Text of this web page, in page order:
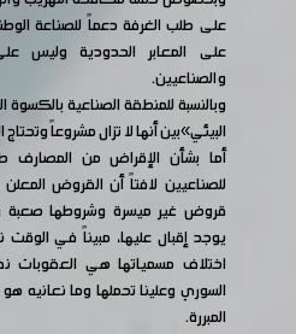
على طلب الغرفة دعماً للصناعة
على المعابر الحدودية وليس
والصناعيين.
وبالنسبة للمنطقة الصناعية بالكسوة
البيئي»بين أنها لا تزال مشروعاً
أما بشأن الإقراض من المصارف
للصناعيين لافتاً أن القروض
قروض غير ميسرة وشروطها صعبة
يوجد إقبال عليها، مبيناً في
اختلاف مسمياتها هي العقوبات
السوري وعلينا تحملها وما نعانيه
المبررة.